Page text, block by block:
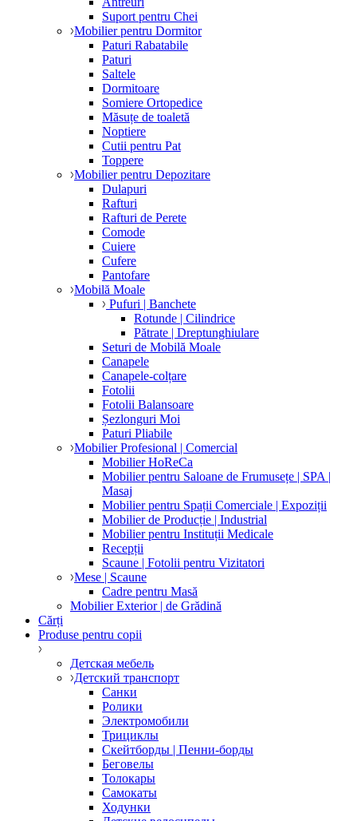
Suport pentru Chei
Mobilier pentru Dormitor
Paturi Rabatabile
Paturi
Saltele
Dormitoare
Somiere Ortopedice
Măsuțe de toaletă
Noptiere
Cutii pentru Pat
Toppere
Mobilier pentru Depozitare
Dulapuri
Rafturi
Rafturi de Perete
Comode
Cuiere
Cufere
Pantofare
Mobilă Moale
Pufuri | Banchete
Rotunde | Cilindrice
Pătrate | Dreptunghiulare
Seturi de Mobilă Moale
Canapele
Canapele-colțare
Fotolii
Fotolii Balansoare
Șezlonguri Moi
Paturi Pliabile
Mobilier Profesional | Comercial
Mobilier HoReCa
Mobilier pentru Saloane de Frumusețe | SPA |
Masaj
Mobilier pentru Spații Comerciale | Expoziții
Mobilier de Producție | Industrial
Mobilier pentru Instituții Medicale
Recepții
Scaune | Fotolii pentru Vizitatori
Mese | Scaune
Cadre pentru Masă
Mobilier Exterior | de Grădină
Cărți
Produse pentru copii
Детская мебель
Детский транспорт
Санки
Ролики
Электромобили
Трициклы
Скейтборды | Пенни-борды
Беговелы
Толокары
Самокаты
Ходунки